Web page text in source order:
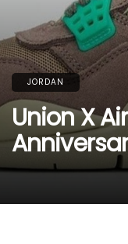
JORDAN
Union X